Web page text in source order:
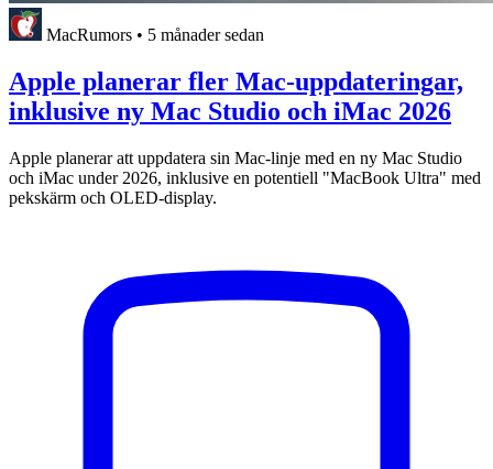
MacRumors • 5 månader sedan
Apple planerar fler Mac-uppdateringar,
inklusive ny Mac Studio och iMac 2026
Apple planerar att uppdatera sin Mac-linje med en ny Mac Studio
och iMac under 2026, inklusive en potentiell "MacBook Ultra" med
pekskärm och OLED-display.